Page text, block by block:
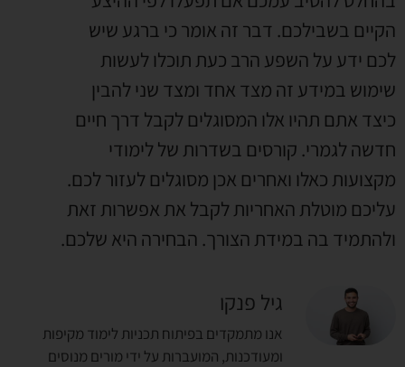
הקיים בשבילכם. דבר זה אומר כי ברגע שיש
לכם ידע על השפע הרב כעת תוכלו לעשות
שימוש במידע זה מצד אחד ומצד שני להבין
כיצד אתם תהיו אלו המסוגלים לקבל דרך חיים
חדשה לגמרי. קורסים בשדרות של לימודי
מקצועות כאלו ואחרים אכן מסוגלים לעזור לכם.
עליכם מוטלת האחריות לקבל את אפשרות זאת
ולהתמיד בה במידת הצורך. הבחירה היא שלכם.
גיל פנקו
אנו מתמקדים בפיתוח תכניות לימוד מקיפות
ומעודכנות, המועברות על ידי מורים מנוסים